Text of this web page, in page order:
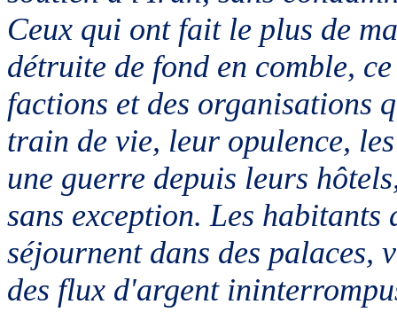
Ceux qui ont fait le plus de
détruite de fond en comble,
factions et des organisations
train de vie, leur opulence,
une guerre depuis leurs
sans exception. Les
séjournent dans des palaces,
des flux d'argent